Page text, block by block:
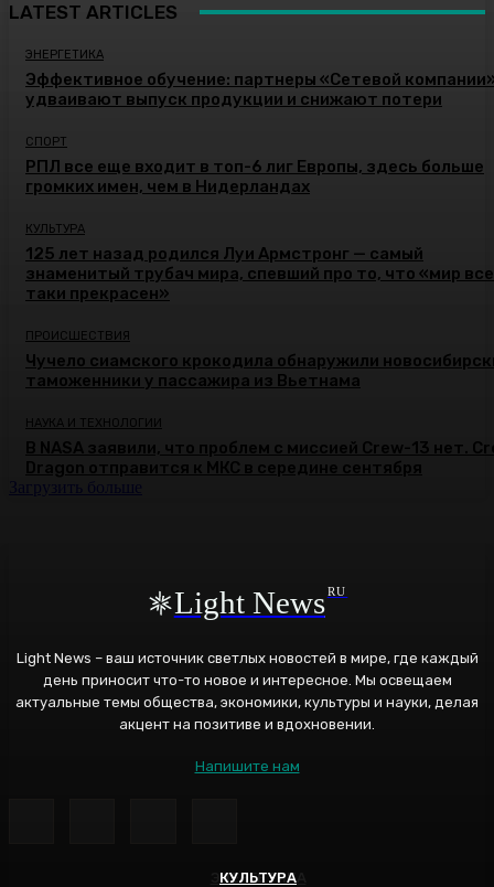
ЭНЕРГЕТИКА
КУЛЬТУРА
LATEST ARTICLES
ЭНЕРГЕТИКА
Эффективное обучение: партнеры «Сетевой
удваивают выпуск продукции и снижают потери
СПОРТ
РПЛ все еще входит в топ-6 лиг Европы, здесь больше
громких имен, чем в Нидерландах
КУЛЬТУРА
125 лет назад родился Луи Армстронг — самый
знаменитый трубач мира, спевший про то, что «мир
таки прекрасен»
ПРОИСШЕСТВИЯ
Чучело сиамского крокодила обнаружили
таможенники у пассажира из Вьетнама
НАУКА И ТЕХНОЛОГИИ
В NASA заявили, что проблем с миссией Crew-13 нет.
Dragon отправится к МКС в середине сентября
Light NewsRU
Light News – ваш источник светлых новостей в мире, где каждый
день приносит что-то новое и интересное. Мы освещаем
актуальные темы общества, экономики, культуры и науки, делая
акцент на позитиве и вдохновении.
Напишите нам